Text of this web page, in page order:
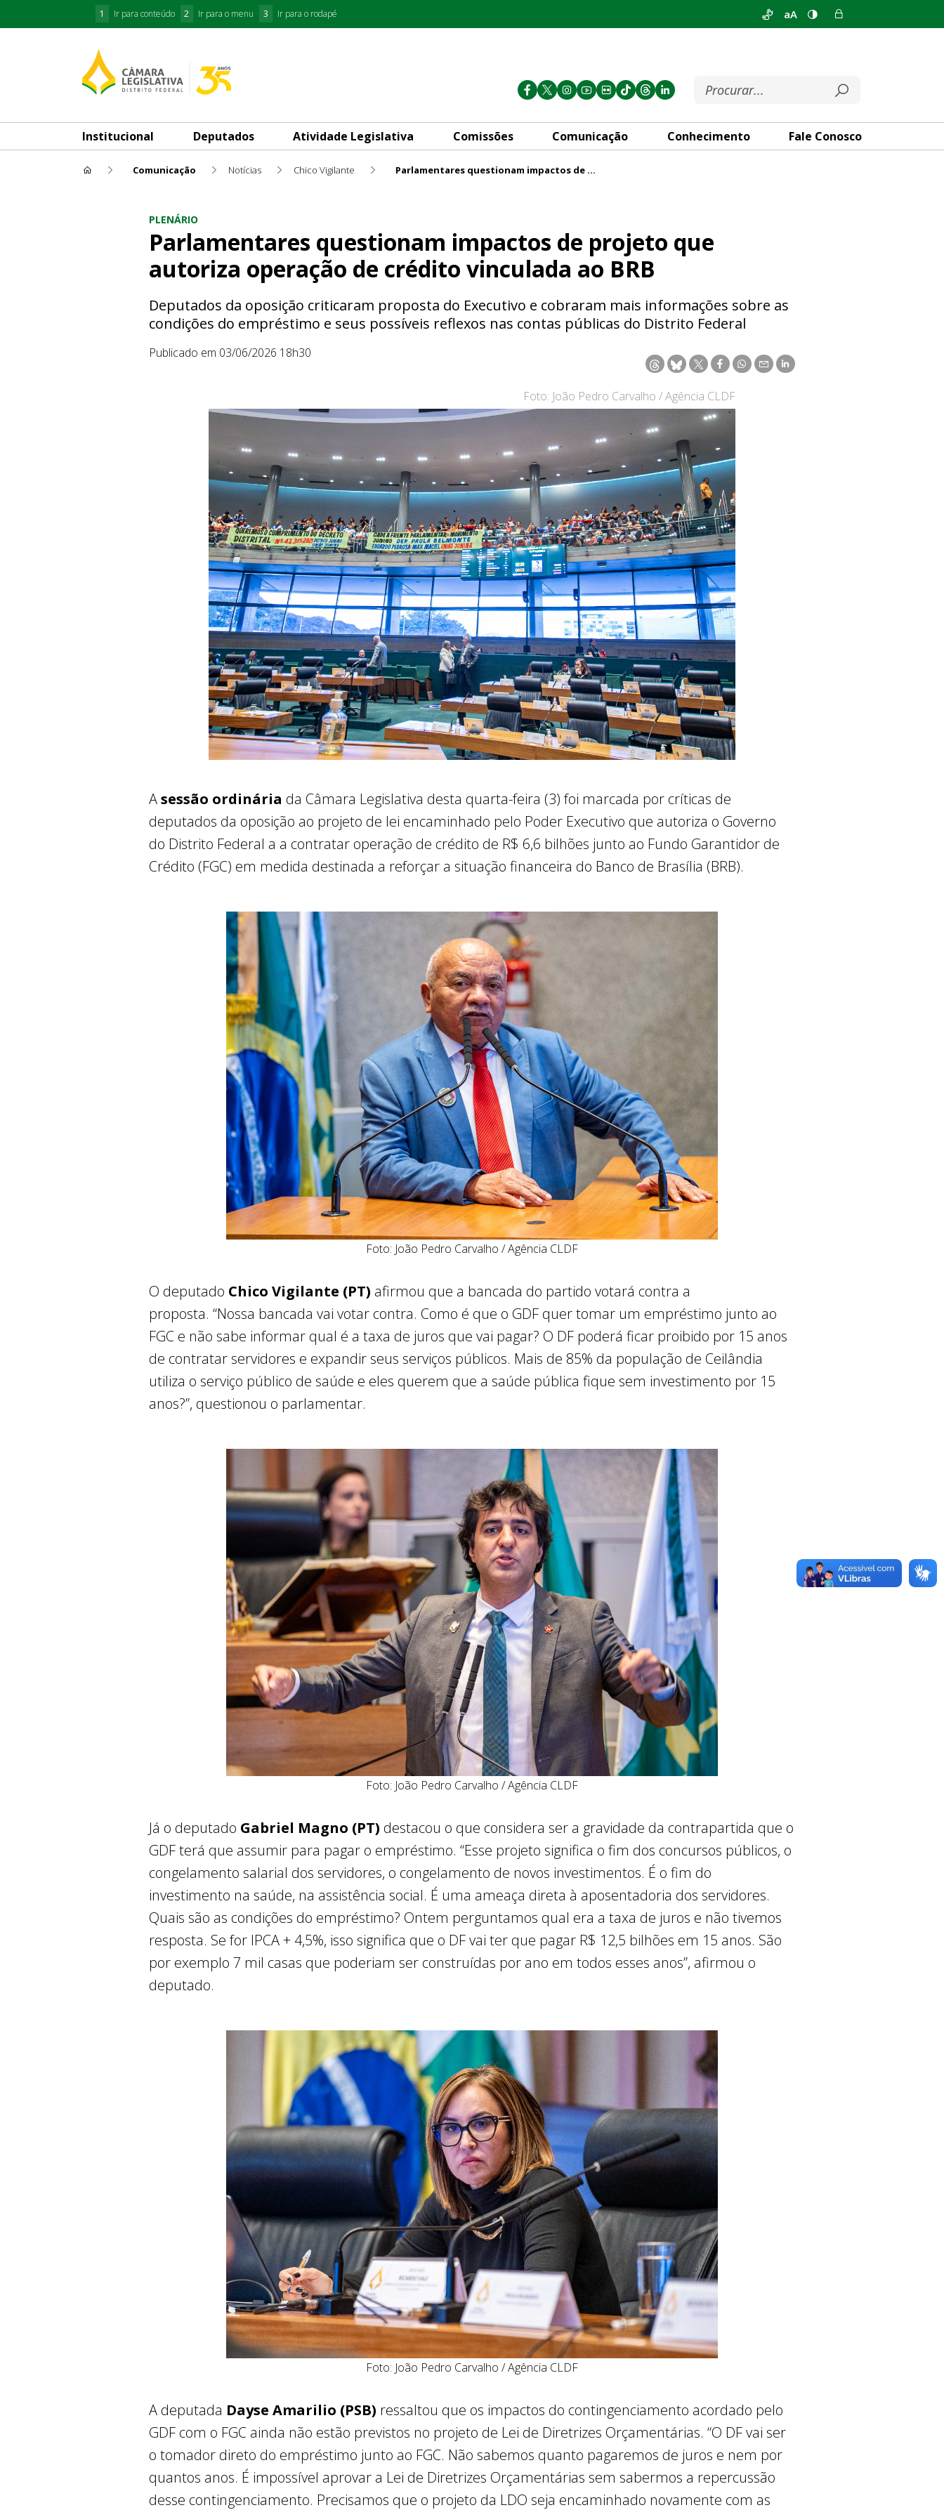
1 Ir para conteúdo 2 Ir para o menu 3 Ir para o rodapé aA
Institucional Deputados Atividade Legislativa Comissões Comunicação Conhecimento Fale Conosco
Comunicação Notícias Chico Vigilante Parlamentares questionam impactos de projeto que autoriza operação de crédito vinculada ao BRB
PLENÁRIO
Parlamentares questionam impactos de projeto que
autoriza operação de crédito vinculada ao BRB
Deputados da oposição criticaram proposta do Executivo e cobraram mais informações sobre as
condições do empréstimo e seus possíveis reflexos nas contas públicas do Distrito Federal
Publicado em 03/06/2026 18h30
Foto: João Pedro Carvalho / Agência CLDF
Asessão ordinária da Câmara Legislativa desta quarta-feira (3) foi marcada por críticas de
deputados da oposição ao projeto de lei encaminhado pelo Poder Executivo que autoriza o Governo
do Distrito Federal a a contratar operação de crédito de R$ 6,6 bilhões junto ao Fundo Garantidor de
Crédito (FGC) em medida destinada a reforçar a situação financeira do Banco de Brasília (BRB).
Foto: João Pedro Carvalho / Agência CLDF
O deputado Chico Vigilante (PT) afirmou que a bancada do partido votará contra a
proposta. “Nossa bancada vai votar contra. Como é que o GDF quer tomar um empréstimo junto ao
FGC e não sabe informar qual é a taxa de juros que vai pagar? O DF poderá ficar proibido por 15 anos
de contratar servidores e expandir seus serviços públicos. Mais de 85% da população de Ceilândia
utiliza o serviço público de saúde e eles querem que a saúde pública fique sem investimento por 15
anos?”, questionou o parlamentar.
Foto: João Pedro Carvalho / Agência CLDF
Já o deputado Gabriel Magno (PT) destacou o que considera ser a gravidade da contrapartida que o
GDF terá que assumir para pagar o empréstimo. “Esse projeto significa o fim dos concursos públicos, o
congelamento salarial dos servidores, o congelamento de novos investimentos. É o fim do
investimento na saúde, na assistência social. É uma ameaça direta à aposentadoria dos servidores.
Quais são as condições do empréstimo? Ontem perguntamos qual era a taxa de juros e não tivemos
resposta. Se for IPCA + 4,5%, isso significa que o DF vai ter que pagar R$ 12,5 bilhões em 15 anos. São
por exemplo 7 mil casas que poderiam ser construídas por ano em todos esses anos”, afirmou o
deputado.
Foto: João Pedro Carvalho / Agência CLDF
A deputada Dayse Amarilio (PSB) ressaltou que os impactos do contingenciamento acordado pelo
GDF com o FGC ainda não estão previstos no projeto de Lei de Diretrizes Orçamentárias. “O DF vai ser
o tomador direto do empréstimo junto ao FGC. Não sabemos quanto pagaremos de juros e nem por
quantos anos. É impossível aprovar a Lei de Diretrizes Orçamentárias sem sabermos a repercussão
desse contingenciamento. Precisamos que o projeto da LDO seja encaminhado novamente com as